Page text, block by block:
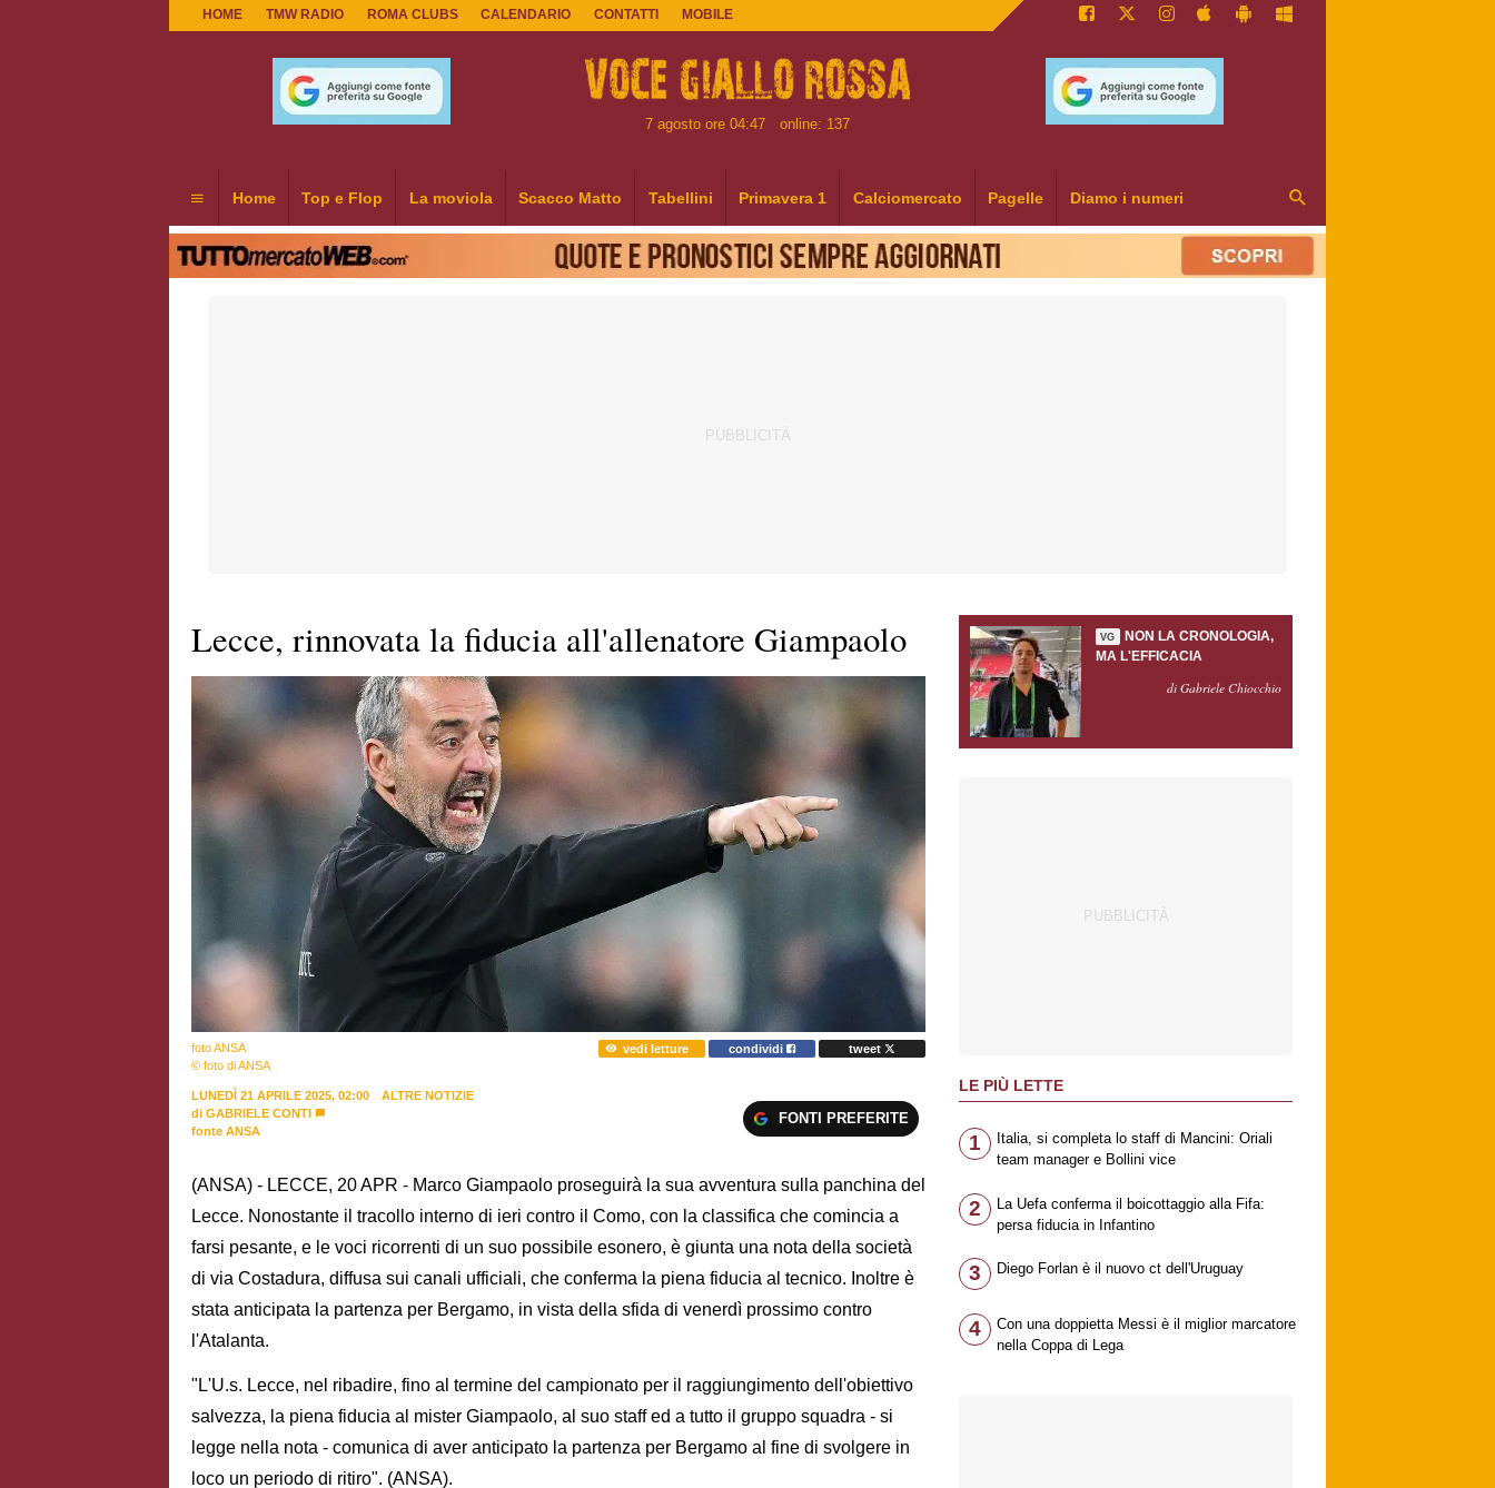
HOME TMW RADIO ROMA CLUBS CALENDARIO CONTATTI MOBILE
7 agosto ore 04:47 online: 137
Home Top e Flop La moviola Scacco Matto Tabellini Primavera 1 Calciomercato Pagelle Diamo i numeri
Lecce, rinnovata la fiducia all'allenatore Giampaolo
foto ANSA
© foto di ANSA
vedi letture condividi tweet
LUNEDÌ 21 APRILE 2025, 02:00
ALTRE NOTIZIE
di GABRIELE CONTI
fonte ANSA
FONTI PREFERITE
(ANSA) - LECCE, 20 APR - Marco Giampaolo proseguirà la sua avventura sulla panchina del
Lecce. Nonostante il tracollo interno di ieri contro il Como, con la classifica che comincia a
farsi pesante, e le voci ricorrenti di un suo possibile esonero, è giunta una nota della società
di via Costadura, diffusa sui canali ufficiali, che conferma la piena fiducia al tecnico. Inoltre è
stata anticipata la partenza per Bergamo, in vista della sfida di venerdì prossimo contro
l'Atalanta.
"L'U.s. Lecce, nel ribadire, fino al termine del campionato per il raggiungimento dell'obiettivo
salvezza, la piena fiducia al mister Giampaolo, al suo staff ed a tutto il gruppo squadra - si
legge nella nota - comunica di aver anticipato la partenza per Bergamo al fine di svolgere in
loco un periodo di ritiro". (ANSA).
VG
NON LA CRONOLOGIA,
MA L'EFFICACIA
di Gabriele Chiocchio
LE PIÙ LETTE
1
Italia, si completa lo staff di Mancini: Oriali
team manager e Bollini vice
2
La Uefa conferma il boicottaggio alla Fifa:
persa fiducia in Infantino
3 Diego Forlan è il nuovo ct dell'Uruguay
4
Con una doppietta Messi è il miglior marcatore
nella Coppa di Lega